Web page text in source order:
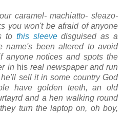
caramel- machiatto- sleazo-
you won't be afraid of anyone
to this sleevedisguised as a
name's been altered to avoid
anyone notices and spots the
in his real newspaper and run
sell it in some country God
have golden teeth, an old
and a hen walking round
turn the laptop on, oh boy,